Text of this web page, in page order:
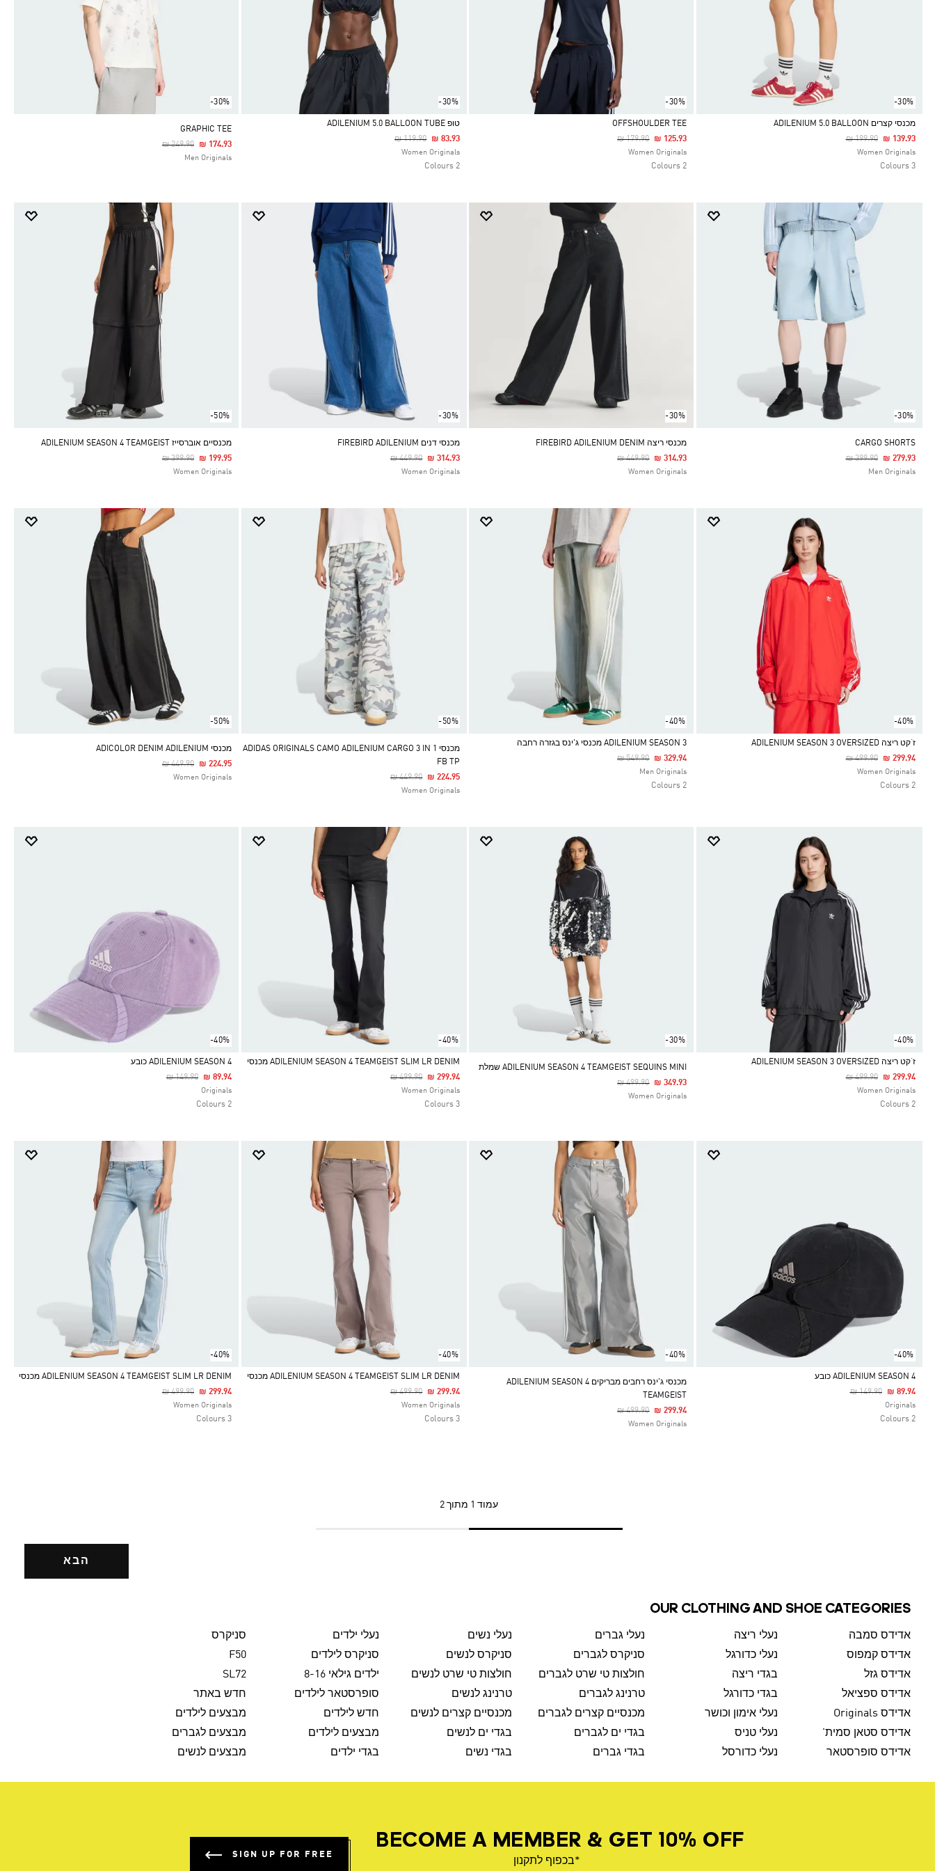
-30%
Selected
מכנסי קצרים ADILENIUM 5.0 BALLOON
Price Reduced From
₪ 199.90To₪ 139.93
Women Originals
3 Colours
-30%
Selected
OFFSHOULDER TEE
Price Reduced From
₪ 179.90To₪ 125.93
Women Originals
2 Colours
-30%
Selected
טופ ADILENIUM 5.0 BALLOON TUBE
Price Reduced From
₪ 119.90To₪ 83.93
Women Originals
2 Colours
-30%
GRAPHIC TEE
Price Reduced From
₪ 249.90To₪ 174.93
Men Originals
-30%
CARGO SHORTS
Price Reduced From
₪ 399.90To₪ 279.93
Men Originals
-30%
מכנסי ריצה FIREBIRD ADILENIUM DENIM
Price Reduced From
₪ 449.90To₪ 314.93
Women Originals
-30%
מכנסי דנים FIREBIRD ADILENIUM
Price Reduced From
₪ 449.90To₪ 314.93
Women Originals
-50%
מכנסיים אוברסייז ADILENIUM SEASON 4 TEAMGEIST
Price Reduced From
₪ 399.90To₪ 199.95
Women Originals
-40%
Selected
ז‘קט ריצה ADILENIUM SEASON 3 OVERSIZED
Price Reduced From
₪ 499.90To₪ 299.94
Women Originals
2 Colours
-40%
Selected
ADILENIUM SEASON 3 מכנסי ג'ינס בגזרה רחבה
Price Reduced From
₪ 549.90To₪ 329.94
Men Originals
2 Colours
-50%
מכנסי ADIDAS ORIGINALS CAMO ADILENIUM CARGO 3 IN 1
FB TP
Price Reduced From
₪ 449.90To₪ 224.95
Women Originals
-50%
מכנסי ADICOLOR DENIM ADILENIUM
Price Reduced From
₪ 449.90To₪ 224.95
Women Originals
-40%
Selected
ז‘קט ריצה ADILENIUM SEASON 3 OVERSIZED
Price Reduced From
₪ 499.90To₪ 299.94
Women Originals
2 Colours
-30%
ADILENIUM SEASON 4 TEAMGEIST SEQUINS MINI שמלת
Price Reduced From
₪ 499.90To₪ 349.93
Women Originals
-40%
Selected
ADILENIUM SEASON 4 TEAMGEIST SLIM LR DENIM מכנסי
Price Reduced From
₪ 499.90To₪ 299.94
Women Originals
3 Colours
-40%
Selected
ADILENIUM SEASON 4 כובע
Price Reduced From
₪ 149.90To₪ 89.94
Originals
2 Colours
-40%
Selected
ADILENIUM SEASON 4 כובע
Price Reduced From
₪ 149.90To₪ 89.94
Originals
2 Colours
-40%
מכנסי ג'ינס רחבים מבריקים ADILENIUM SEASON 4
TEAMGEIST
Price Reduced From
₪ 499.90To₪ 299.94
Women Originals
-40%
Selected
ADILENIUM SEASON 4 TEAMGEIST SLIM LR DENIM מכנסי
Price Reduced From
₪ 499.90To₪ 299.94
Women Originals
3 Colours
-40%
Selected
ADILENIUM SEASON 4 TEAMGEIST SLIM LR DENIM מכנסי
Price Reduced From
₪ 499.90To₪ 299.94
Women Originals
3 Colours
עמוד 1 מתוך 2
הבא
OUR CLOTHING AND SHOE CATEGORIES
אדידס סמבה נעלי ריצה נעלי גברים נעלי נשים נעלי ילדים
סניקרס
אדידס קמפוס
נעלי כדורגל סניקרס לגברים סניקרס לנשים סניקרס לילדים
F50
אדידס גזל
בגדי ריצה חולצות טי שרט לגברים חולצות טי שרט לנשים ילדים גילאי 8-16
SL72
אדידס ספציאל
בגדי כדורגל טרנינג לגברים טרנינג לנשים סופרסטאר לילדים
חדש באתר
אדידס Originals
נעלי אימון וכושר מכנסיים קצרים לגברים מכנסיים קצרים לנשים חדש לילדים
מבצעים לילדים
אדידס סטאן סמית'
נעלי טניס בגדי ים לגברים בגדי ים לנשים מבצעים לילדים
מבצעים לגברים
אדידס סופרסטאר
נעלי כדורסל בגדי גברים בגדי נשים בגדי ילדים מבצעים לנשים
BECOME A MEMBER & GET 10% OFF
*בכפוף לתקנון
SIGN UP FOR FREE